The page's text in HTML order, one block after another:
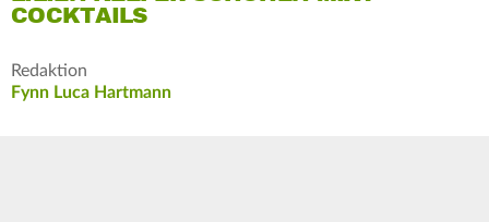
COCKTAILS
Redaktion
Fynn Luca Hartmann